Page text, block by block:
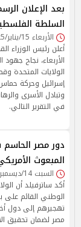
بعد الإعلان
السلطة
الأربعاء 15/يناير/2025 - 11:22 م
أعلن رئيس الوزراء
الأربعاء، نجاح
الولايات المتحدة
إسرائيل وحركة
وتبادل الأسرى
في التقرير التالي.
دور مصر
المبعوث
السبت 14/ديسمبر/2024 - 08:17 م
أكد ساترفيلد أن
الوطني القائم
تهجيرهم إلى دول
مصر لضمان تحقيق